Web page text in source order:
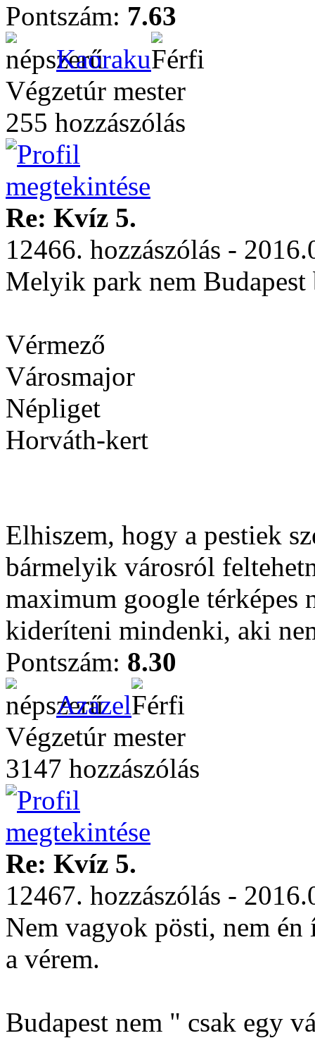
Pontszám: 7.63
Kaoraku
Végzetúr mester
255 hozzászólás
Re: Kvíz 5.
12466. hozzászólás -
Melyik park nem Budapest
Vérmező
Városmajor
Népliget
Horváth-kert
Elhiszem, hogy a pestiek
bármelyik városról
maximum google térképes
kideríteni mindenki, aki
Pontszám: 8.30
Azazel
Végzetúr mester
3147 hozzászólás
Re: Kvíz 5.
12467. hozzászólás -
Nem vagyok pösti, nem én
a vérem.
Budapest nem " csak egy